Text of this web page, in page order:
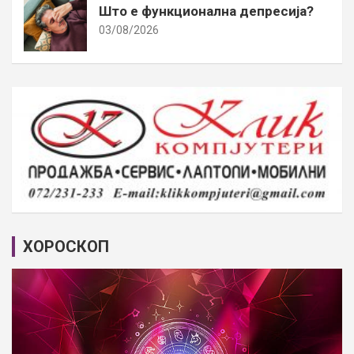
Што е функционална депресија?
03/08/2026
ХОРОСКОП